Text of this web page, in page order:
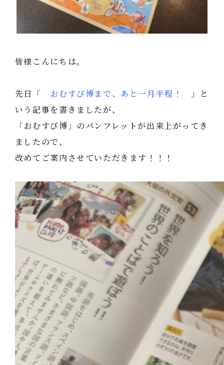
皆様こんにちは。
先日「 おむすび博まで、あと一月半程！
」と
いう記事を書きましたが、
「おむすび博」のパンフレットが出来上がってき
ましたので、
改めてご案内させていただきます！！！